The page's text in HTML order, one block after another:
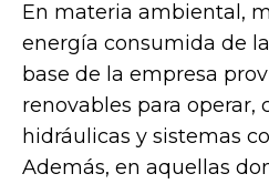
En materia ambiental,
energía consumida de
base de la empresa
renovables para operar,
hidráulicas y sistemas
Además, en aquellas